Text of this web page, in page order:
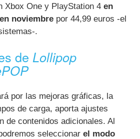
Xbox One y PlayStation 4en
noviembre por 44,99 euros -el
.
de Lollipop
por las mejoras gráficas, la
de carga, aporta ajustes
de contenidos adicionales. Al
seleccionarel modo